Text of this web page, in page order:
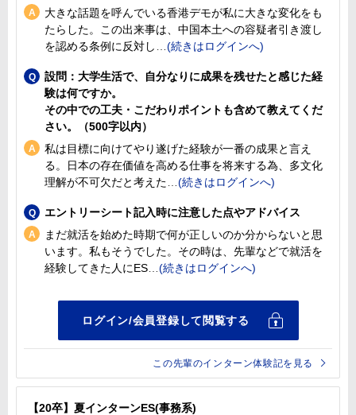
大きな話題を呼んでいる香港デモが私に大きな変化をも
たらした。この出来事は、中国本土への容疑者引き渡し
を認める条例に反対し
設問：大学生活で、自分なりに成果を残せたと感じた経
験は何ですか。
その中での工夫・こだわりポイントも含めて教えてくだ
さい。（500字以内）
私は目標に向けてやり遂げた経験が一番の成果と言え
る。日本の存在価値を高める仕事を将来する為、多文化
理解が不可欠だと考えた
エントリーシート記入時に注意した点やアドバイス
まだ就活を始めた時期で何が正しいのか分からないと思
います。私もそうでした。その時は、先輩などで就活を
経験してきた人にES
この先輩のインターン体験記を見る
【20卒】夏インターンES(事務系)